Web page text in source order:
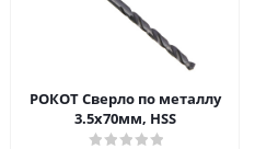
РОКОТ Сверло по металлу
3.5х70мм, HSS